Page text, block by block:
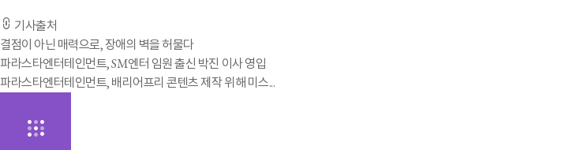
기사출처
결점이 아닌 매력으로, 장애의 벽을 허물다
파라스타엔터테인먼트, SM엔터 임원 출신 박진 이사 영입
파라스타엔터테인먼트, 배리어프리 콘텐츠 제작 위해 미스...